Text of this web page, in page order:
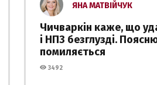
ЯНА МАТВІЙЧУК
Чичваркін каже, що
і НПЗ безглузді.
помиляється
3492